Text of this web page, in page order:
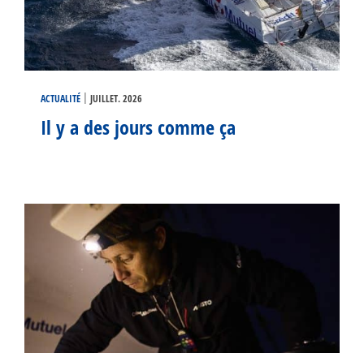
ACTUALITÉ | JUILLET. 2026
Il y a des jours comme ça